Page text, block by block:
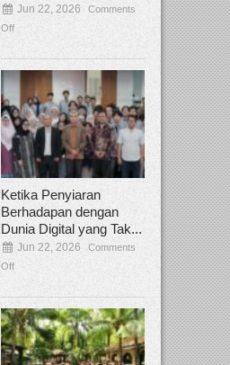
Yan Senjaya, Kreativitas Lima
Sinema Indonesia
Dec 22, 2025 Comments Off
Jakarta, Broadcastmagz – Yan Senjaya
Jun 22, 2026
Comments
Off
Ketika Penyiaran
Berhadapan dengan
Dunia Digital yang Tak...
Jun 22, 2026
Comments
Off